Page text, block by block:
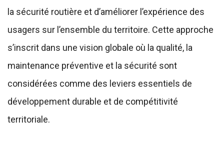
la sécurité routière et d’améliorer l’expérience des
usagers sur l’ensemble du territoire. Cette approche
s’inscrit dans une vision globale où la qualité, la
maintenance préventive et la sécurité sont
considérées comme des leviers essentiels de
développement durable et de compétitivité
territoriale.